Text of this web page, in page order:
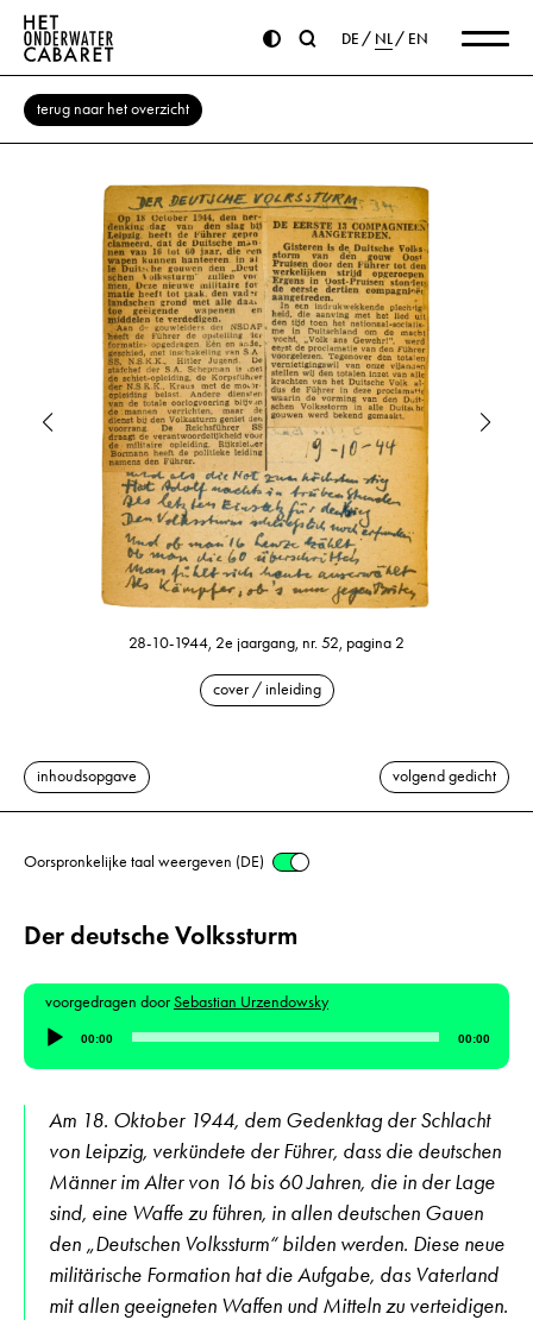
DE NL EN
terug naar het overzicht
28-10-1944, 2e jaargang, nr. 52, pagina 2
cover / inleiding
inhoudsopgave volgend gedicht
Oorspronkelijke taal weergeven (DE)
Der deutsche Volkssturm
voorgedragen doorSebastian Urzendowsky
Audiospeler
00:00 00:00
Am 18. Oktober 1944, dem Gedenktag der Schlacht
von Leipzig, verkündete der Führer, dass die deutschen
Männer im Alter von 16 bis 60 Jahren, die in der Lage
sind, eine Waffe zu führen, in allen deutschen Gauen
den „Deutschen Volkssturm“ bilden werden. Diese neue
militärische Formation hat die Aufgabe, das Vaterland
mit allen geeigneten Waffen und Mitteln zu verteidigen.